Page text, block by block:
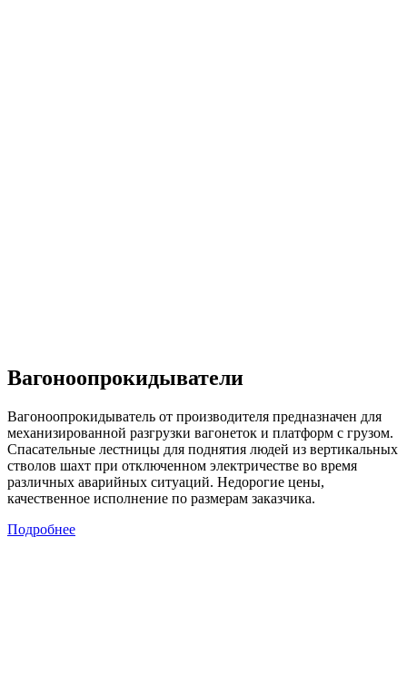
Вагоноопрокидыватели
Вагоноопрокидыватель от производителя предназначен для
механизированной разгрузки вагонеток и платформ с грузом.
Спасательные лестницы для поднятия людей из вертикальных
стволов шахт при отключенном электричестве во время
различных аварийных ситуаций. Недорогие цены,
качественное исполнение по размерам заказчика.
Подробнее